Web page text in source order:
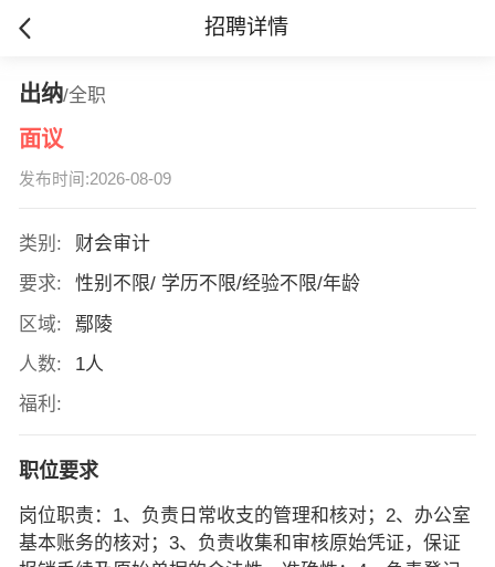
招聘详情
出纳/全职
面议
发布时间:2026-08-09
类别:
财会审计
要求:
性别不限/ 学历不限/经验不限/年龄
区域:
鄢陵
人数:
1人
福利:
职位要求
岗位职责：1、负责日常收支的管理和核对；2、办公室
基本账务的核对；3、负责收集和审核原始凭证，保证